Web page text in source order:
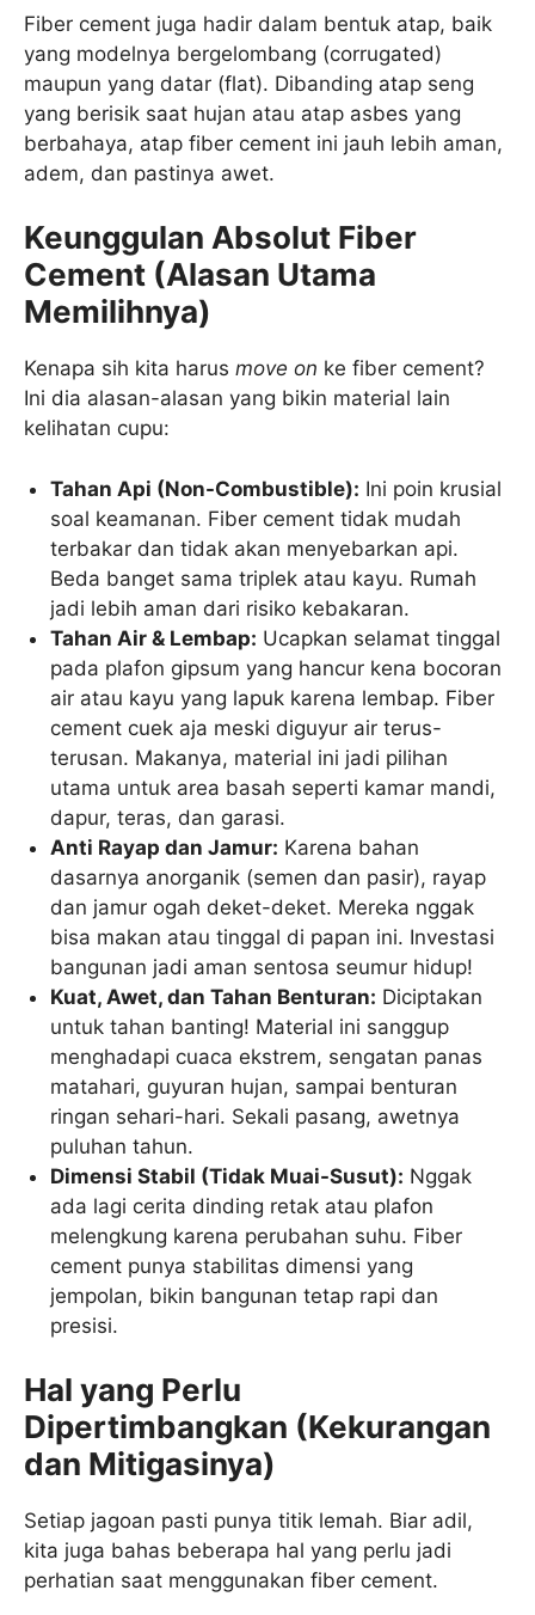
Fiber cement juga hadir dalam bentuk atap, baik
yang modelnya bergelombang (corrugated)
maupun yang datar (flat). Dibanding atap seng
yang berisik saat hujan atau atap asbes yang
berbahaya, atap fiber cement ini jauh lebih aman,
adem, dan pastinya awet.
Keunggulan Absolut Fiber
Cement (Alasan Utama
Memilihnya)
Kenapa sih kita harus move on ke fiber cement?
Ini dia alasan-alasan yang bikin material lain
kelihatan cupu:
Tahan Api (Non-Combustible): Ini poin krusial
soal keamanan. Fiber cement tidak mudah
terbakar dan tidak akan menyebarkan api.
Beda banget sama triplek atau kayu. Rumah
jadi lebih aman dari risiko kebakaran.
Tahan Air & Lembap: Ucapkan selamat tinggal
pada plafon gipsum yang hancur kena bocoran
air atau kayu yang lapuk karena lembap. Fiber
cement cuek aja meski diguyur air terus-
terusan. Makanya, material ini jadi pilihan
utama untuk area basah seperti kamar mandi,
dapur, teras, dan garasi.
Anti Rayap dan Jamur: Karena bahan
dasarnya anorganik (semen dan pasir), rayap
dan jamur ogah deket-deket. Mereka nggak
bisa makan atau tinggal di papan ini. Investasi
bangunan jadi aman sentosa seumur hidup!
Kuat, Awet, dan Tahan Benturan: Diciptakan
untuk tahan banting! Material ini sanggup
menghadapi cuaca ekstrem, sengatan panas
matahari, guyuran hujan, sampai benturan
ringan sehari-hari. Sekali pasang, awetnya
puluhan tahun.
Dimensi Stabil (Tidak Muai-Susut): Nggak
ada lagi cerita dinding retak atau plafon
melengkung karena perubahan suhu. Fiber
cement punya stabilitas dimensi yang
jempolan, bikin bangunan tetap rapi dan
presisi.
Hal yang Perlu
Dipertimbangkan (Kekurangan
dan Mitigasinya)
Setiap jagoan pasti punya titik lemah. Biar adil,
kita juga bahas beberapa hal yang perlu jadi
perhatian saat menggunakan fiber cement.